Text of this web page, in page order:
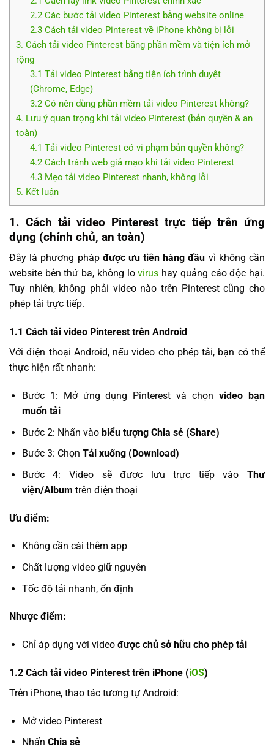
2.2 Các bước tải video Pinterest bằng website online
2.3 Cách tải video Pinterest về iPhone không bị lỗi
3. Cách tải video Pinterest bằng phần mềm và tiện ích mở
rộng
3.1 Tải video Pinterest bằng tiện ích trình duyệt
(Chrome, Edge)
3.2 Có nên dùng phần mềm tải video Pinterest không?
4. Lưu ý quan trọng khi tải video Pinterest (bản quyền & an
toàn)
4.1 Tải video Pinterest có vi phạm bản quyền không?
4.2 Cách tránh web giả mạo khi tải video Pinterest
4.3 Mẹo tải video Pinterest nhanh, không lỗi
5. Kết luận
1. Cách tải video Pinterest trực tiếp trên ứng
dụng (chính chủ, an toàn)
Đây là phương pháp được ưu tiên hàng đầu vì không cần
website bên thứ ba, không lovirus hay quảng cáo độc hại.
Tuy nhiên, không phải video nào trên Pinterest cũng cho
phép tải trực tiếp.
1.1 Cách tải video Pinterest trên Android
Với điện thoại Android, nếu video cho phép tải, bạn có thể
thực hiện rất nhanh:
Bước 1: Mở ứng dụng Pinterest và chọnvideo bạn
muốn tải
Bước 2: Nhấn vào biểu tượng Chia sẻ (Share)
Bước 3: Chọn Tải xuống (Download)
Bước 4: Video sẽ được lưu trực tiếp vào Thư
viện/Album trên điện thoại
Ưu điểm:
Không cần cài thêm app
Chất lượng video giữ nguyên
Tốc độ tải nhanh, ổn định
Nhược điểm:
Chỉ áp dụng với video được chủ sở hữu cho phép tải
1.2 Cách tải video Pinterest trên iPhone (iOS)
Trên iPhone, thao tác tương tự Android:
Mở video Pinterest
Nhấn Chia sẻ